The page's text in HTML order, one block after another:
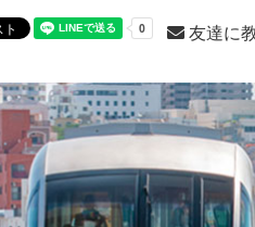
友達に